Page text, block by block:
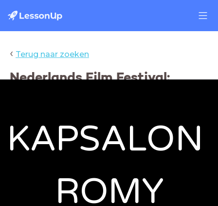
‹ Terug naar zoeken
Nederlands Film Festival:
KAPSALON
ROMY